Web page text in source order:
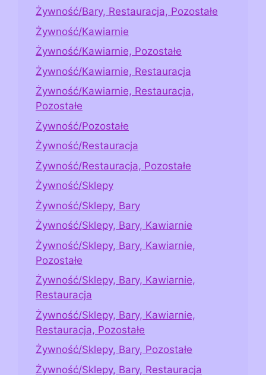
Żywność/Bary, Restauracja, Pozostałe
Żywność/Kawiarnie
Żywność/Kawiarnie, Pozostałe
Żywność/Kawiarnie, Restauracja
Żywność/Kawiarnie, Restauracja,
Pozostałe
Żywność/Pozostałe
Żywność/Restauracja
Żywność/Restauracja, Pozostałe
Żywność/Sklepy
Żywność/Sklepy, Bary
Żywność/Sklepy, Bary, Kawiarnie
Żywność/Sklepy, Bary, Kawiarnie,
Pozostałe
Żywność/Sklepy, Bary, Kawiarnie,
Restauracja
Żywność/Sklepy, Bary, Kawiarnie,
Restauracja, Pozostałe
Żywność/Sklepy, Bary, Pozostałe
Żywność/Sklepy, Bary, Restauracja